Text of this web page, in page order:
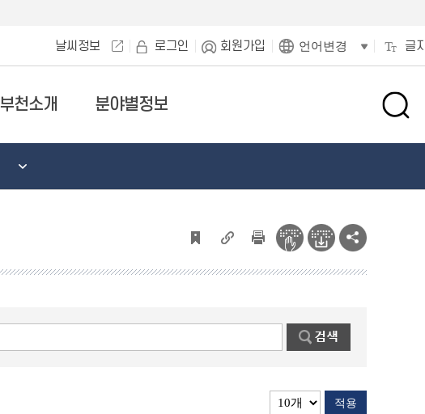
날씨정보 로그인 회원가입 언어변경 글
부천소개 분야별정보
검
창
적용